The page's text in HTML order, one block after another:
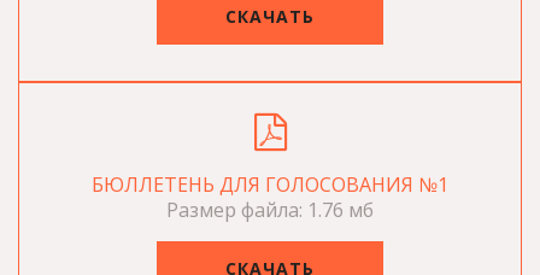
СКАЧАТЬ
БЮЛЛЕТЕНЬ ДЛЯ ГОЛОСОВАНИЯ №1
Размер файла: 1.76 мб
СКАЧАТЬ